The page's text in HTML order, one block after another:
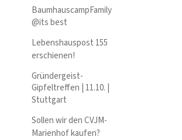
BaumhauscampFamily
@its best
Lebenshauspost 155
erschienen!
Gründergeist-
Gipfeltreffen | 11.10. |
Stuttgart
Sollen wir den CVJM-
Marienhof kaufen?